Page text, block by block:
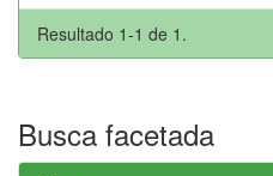
Resultado 1-1 de 1.
Busca facetada